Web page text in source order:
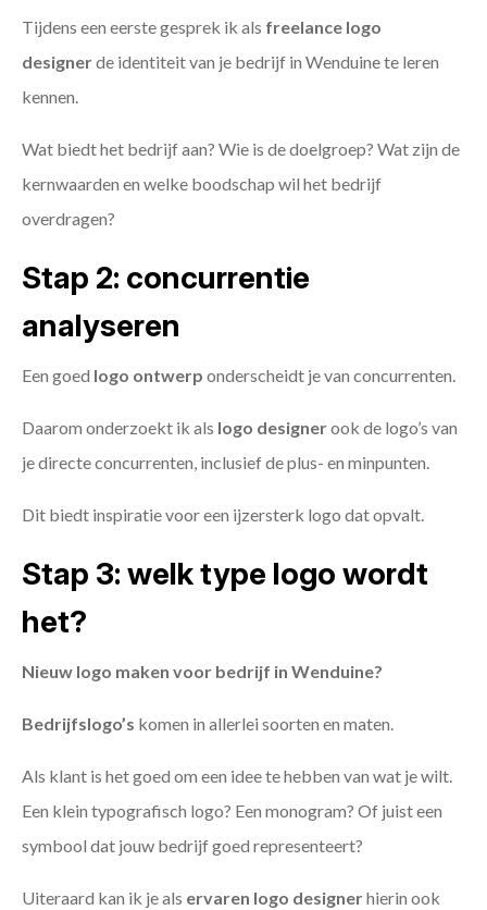
Tijdens een eerste gesprek ik als freelance logo
designerde identiteit van je bedrijf in Wenduine te leren
kennen.
Wat biedt het bedrijf aan? Wie is de doelgroep? Wat zijn de
kernwaarden en welke boodschap wil het bedrijf
overdragen?
Stap 2: concurrentie
analyseren
Een goed logo ontwerp onderscheidt je van concurrenten.
Daarom onderzoekt ik als logo designerook de logo’s van
je directe concurrenten, inclusief de plus- en minpunten.
Dit biedt inspiratie voor een ijzersterk logo dat opvalt.
Stap 3: welk type logo wordt
het?
Nieuw logo maken voor bedrijf in Wenduine?
Bedrijfslogo’s komen in allerlei soorten en maten.
Als klant is het goed om een idee te hebben van wat je wilt.
Een klein typografisch logo? Een monogram? Of juist een
symbool dat jouw bedrijf goed representeert?
Uiteraard kan ik je als ervaren logo designerhierin ook